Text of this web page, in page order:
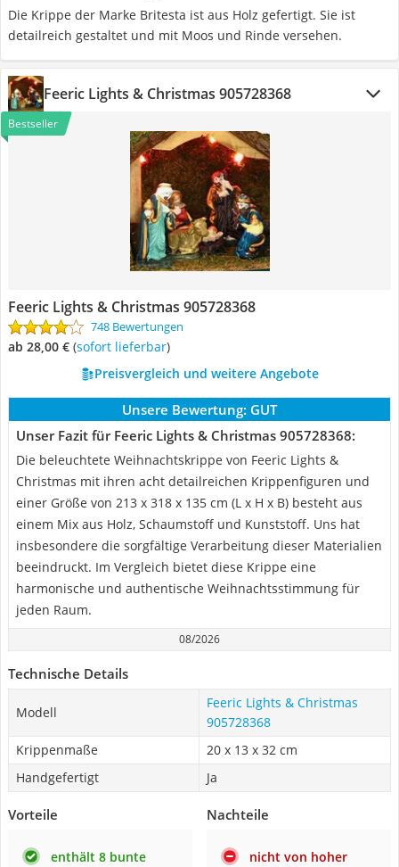
Die Krippe der Marke Britesta ist aus Holz gefertigt. Sie ist
detailreich gestaltet und mit Moos und Rinde versehen.
Feeric Lights & Christmas ‎905728368
Bestseller
Feeric Lights & Christmas ‎905728368
748 Bewertungen
ab 28,00 € ( Sofort lieferbar)
Preisvergleich und weitere Angebote
Unsere Bewertung: GUT
Unser Fazit für Feeric Lights & Christmas ‎905728368:
Die beleuchtete Weihnachtskrippe von Feeric Lights &
Christmas mit ihren acht detailreichen Krippenfiguren und
einer Größe von 213 x 318 x 135 cm (L x H x B) besteht aus
einem Mix aus Holz, Schaumstoff und Kunststoff. Uns hat
insbesondere die sorgfältige Verarbeitung dieser Materialien
beeindruckt. Im Vergleich bietet diese Krippe eine
harmonische und authentische Weihnachtsstimmung für
jeden Raum.
08/2026
Technische Details
Modell
Feeric Lights & Christmas
‎905728368
Krippenmaße
20 x 13 x 32 cm
Handgefertigt
Ja
Vorteile
enthält 8 bunte
Nachteile
nicht von hoher